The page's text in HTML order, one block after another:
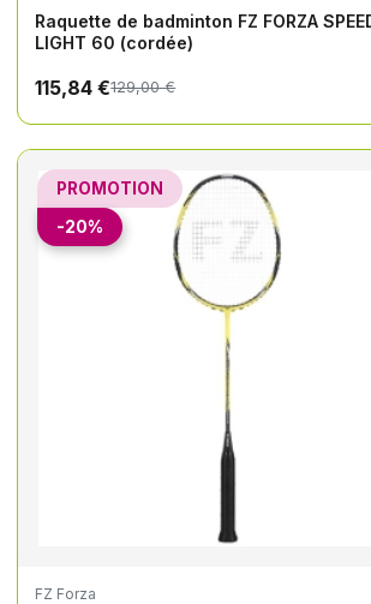
Raquette de badminton FZ FORZA
LIGHT 60 (cordée)
115,84 €129,00 €
PROMOTION
-20%
FZ Forza